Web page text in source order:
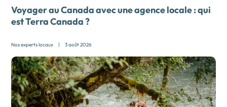
Voyager au Canada avec une agence locale :qui
est Terra Canada ?
Nos experts locaux | 3 août 2026